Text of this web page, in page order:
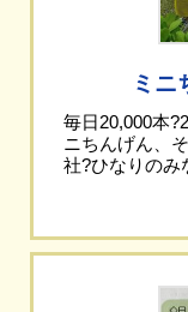
ミニ
毎日20,000本
ニちんげん、
社?ひなりのみ